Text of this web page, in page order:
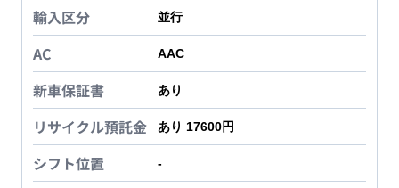
輸入区分 並行
AC AAC
新車保証書 あり
リサイクル預託金 あり 17600円
シフト位置 -